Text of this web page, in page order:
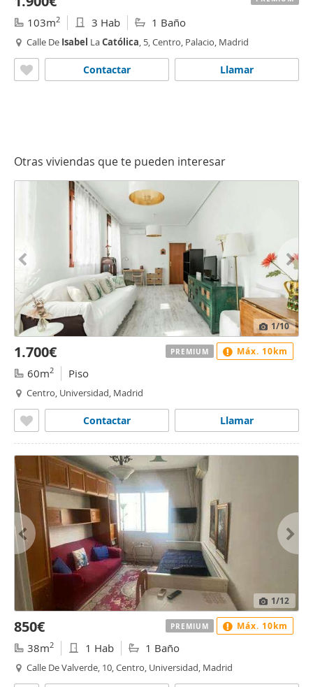
103m2 3 Hab 1 Baño
Calle De Isabel LaCatólica, 5, Centro, Palacio, Madrid
Llamar
Contactar
Otras viviendas que te pueden interesar
1/10
1.700€
60m2 Piso
Centro, Universidad, Madrid
Llamar
Contactar
PREMIUM Máx. 10km
1/12
850€
38m2 1 Hab 1 Baño
Calle De Valverde, 10, Centro, Universidad, Madrid
PREMIUM Máx. 10km